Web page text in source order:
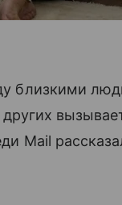
близкими
Mail